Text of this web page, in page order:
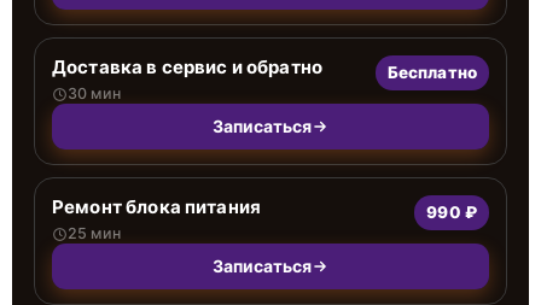
Доставка в сервис и обратно
30 мин
Бесплатно
Записаться
Ремонт блока питания
25 мин
990 ₽
Записаться